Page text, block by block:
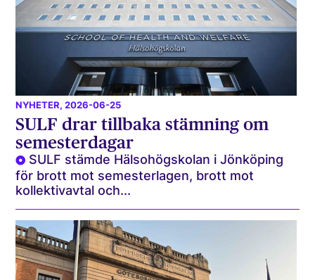
NYHETER, 2026-06-25
SULF drar tillbaka stämning om
semesterdagar
SULF stämde Hälsohögskolan i Jönköping
för brott mot semesterlagen, brott mot
kollektivavtal och...